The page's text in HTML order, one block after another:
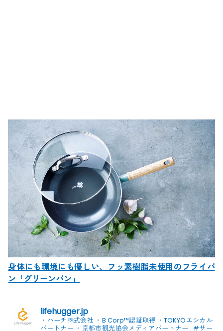
身体にも環境にも優しい、フッ素樹脂未使用のフライパ
ン「グリーンパン」
lifehugger.jp
・ハーチ株式会社 ・B Corp™認証取得 ・TOKYOエシカル
パートナー ・京都市観光協会メディアパートナー . #サー